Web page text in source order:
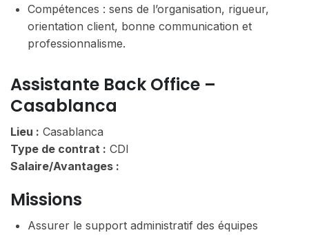
Compétences : sens de l’organisation, rigueur,
orientation client, bonne communication et
professionnalisme.
Assistante Back Office –
Casablanca
Lieu : Casablanca
Type de contrat : CDI
Salaire/Avantages :
Missions
Assurer le support administratif des équipes